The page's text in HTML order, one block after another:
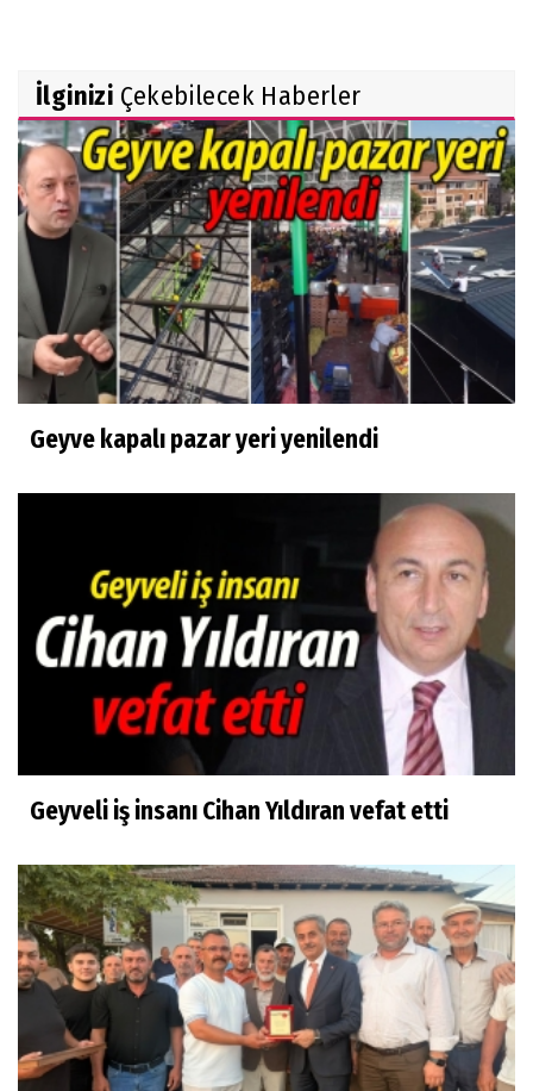
İlginizi Çekebilecek Haberler
Geyve kapalı pazar yeri yenilendi
Geyveli iş insanı Cihan Yıldıran vefat etti